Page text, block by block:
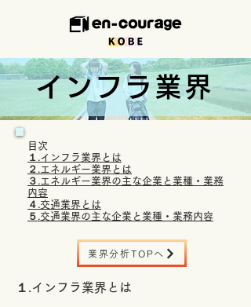
インフラ業界
目次
１.インフラ業界とは
２.エネルギー業界とは
３.エネルギー業界の主な企業と業種・業務
内容
４.交通業界とは
５ .交通業界の主な企業と業種・業務内容
１.インフラ業界とは
業界分析TOPへ